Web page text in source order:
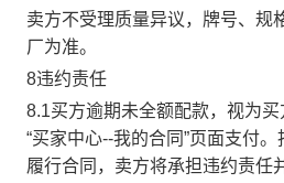
卖方不受理质量异议，牌号、规
厂为准。
8违约责任
8.1买方逾期未全额配款，视为
“买家中心--我的合同”页面支付
履行合同，卖方将承担违约责任